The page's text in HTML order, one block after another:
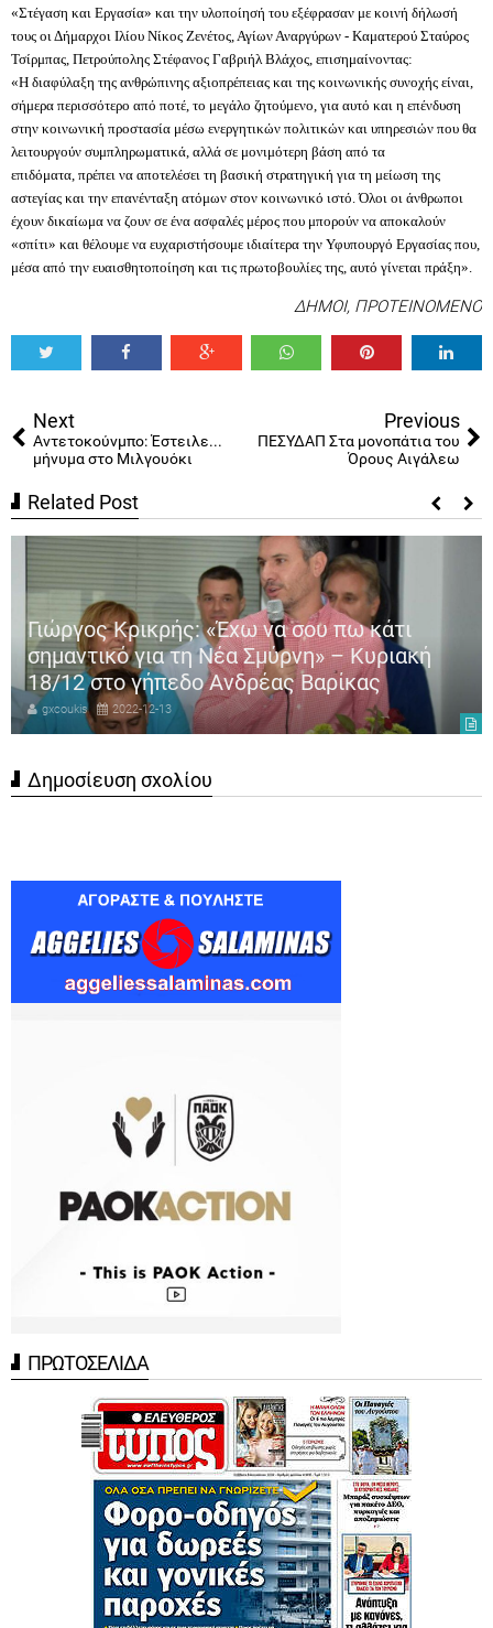
«Στέγαση και Εργασία» και την υλοποίησή του εξέφρασαν με κοινή δήλωσή
τους οι Δήμαρχοι Ιλίου Νίκος Ζενέτος, Αγίων Αναργύρων - Καματερού Σταύρος
Τσίρμπας, Πετρούπολης Στέφανος Γαβριήλ Βλάχος, επισημαίνοντας:
«Η διαφύλαξη της ανθρώπινης αξιοπρέπειας και της κοινωνικής συνοχής είναι,
σήμερα περισσότερο από ποτέ, το μεγάλο ζητούμενο, για αυτό και η επένδυση
στην κοινωνική προστασία μέσω ενεργητικών πολιτικών και υπηρεσιών που θα
λειτουργούν συμπληρωματικά, αλλά σε μονιμότερη βάση από τα
επιδόματα, πρέπει να αποτελέσει τη βασική στρατηγική για τη μείωση της
αστεγίας και την επανένταξη ατόμων στον κοινωνικό ιστό. Όλοι οι άνθρωποι
έχουν δικαίωμα να ζουν σε ένα ασφαλές μέρος που μπορούν να αποκαλούν
«σπίτι» και θέλουμε να ευχαριστήσουμε ιδιαίτερα την Υφυπουργό Εργασίας που,
μέσα από την ευαισθητοποίηση και τις πρωτοβουλίες της, αυτό γίνεται πράξη».
ΔΗΜΟΙ, ΠΡΟΤΕΙΝΟΜΕΝΟ
Next
Αντετοκούνμπο: Έστειλε...
μήνυμα στο Μιλγουόκι
Previous
ΠΕΣΥΔΑΠ Στα μονοπάτια του
Όρους Αιγάλεω
Related Post
Γιώργος Κρικρής: «Έχω να σου πω κάτι
σημαντικό για τη Νέα Σμύρνη» – Κυριακή
18/12 στο γήπεδο Ανδρέας Βαρίκας
gxcoukis 2022-12-13
Δημοσίευση σχολίου
ΠΡΩΤΟΣΕΛΙΔΑ